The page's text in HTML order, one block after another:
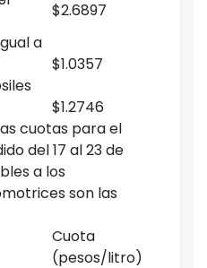
$2.6897
a
$1.0357
$1.2746
cuotas para el
del 17 al 23 de
a los
son las
Cuota
(pesos/litro)